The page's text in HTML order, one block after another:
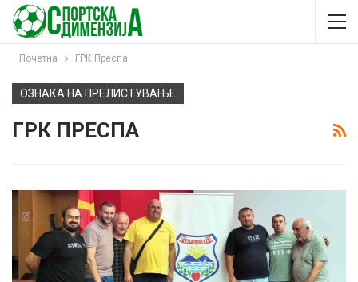
Почетна ГРК Преспа
ОЗНАКА НА ПРЕЛИСТУВАЊЕ
ГРК ПРЕСПА